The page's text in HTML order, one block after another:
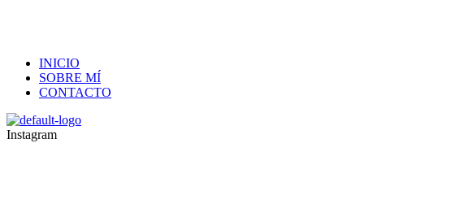
INICIO
SOBRE MÍ
CONTACTO
Instagram